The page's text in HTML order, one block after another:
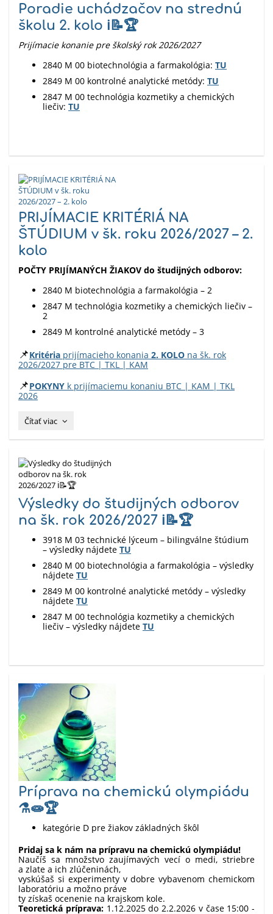
Poradie uchádzačov na strednú
školu 2. kolo ℹ️📝🏆
Prijímacie konanie pre školský rok 2026/2027
2840 M 00 biotechnológia a farmakológia: TU
2849 M 00 kontrolné analytické metódy: TU
2847 M 00 technológia kozmetiky a chemických
liečiv: TU
PRIJÍMACIE KRITÉRIÁ NA
ŠTÚDIUM v šk. roku 2026/2027 – 2.
kolo
POČTY PRIJÍMANÝCH ŽIAKOV do študijných odborov:
2840 M biotechnológia a farmakológia – 2
2847 M technológia kozmetiky a chemických liečiv –
2
2849 M kontrolné analytické metódy – 3
📌Kritéria prijímacieho konania 2. KOLO na šk. rok
2026/2027 pre BTC | TKL | KAM
📌POKYNY k prijímaciemu konaniu BTC | KAM | TKL
2026
PRIJÍMACIE
NA
v
šk.
roku
2026/2027
–
2.
Čítať viac
Výsledky do študijných odborov
na šk. rok 2026/2027 ℹ️📝🏆
3918 M 03 technické lýceum – bilingválne štúdium
– výsledky nájdete TU
2840 M 00 biotechnológia a farmakológia – výsledky
nájdete TU
2849 M 00 kontrolné analytické metódy – výsledky
nájdete TU
2847 M 00 technológia kozmetiky a chemických
liečiv – výsledky nájdete TU
Príprava na chemickú olympiádu
⚗️🧫🏆
kategórie D pre žiakov základných škôl
Pridaj sa k nám na prípravu na chemickú olympiádu!
Naučíš sa množstvo zaujímavých vecí o medi, striebre
a zlate a ich zlúčeninách,
vyskúšaš si experimenty v dobre vybavenom chemickom
laboratóriu a možno práve
ty získaš ocenenie na krajskom kole.
Teoretická príprava:1.12.2025 do 2.2.2026 v čase 15:00 -